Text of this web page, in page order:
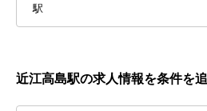
駅
近江高島駅の求人情報を条件を